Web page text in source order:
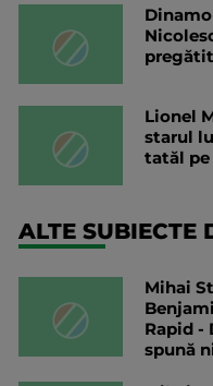
Lionel
starul
tatăl
ALTE SUBIECTE
Mihai
Rapid -
spună